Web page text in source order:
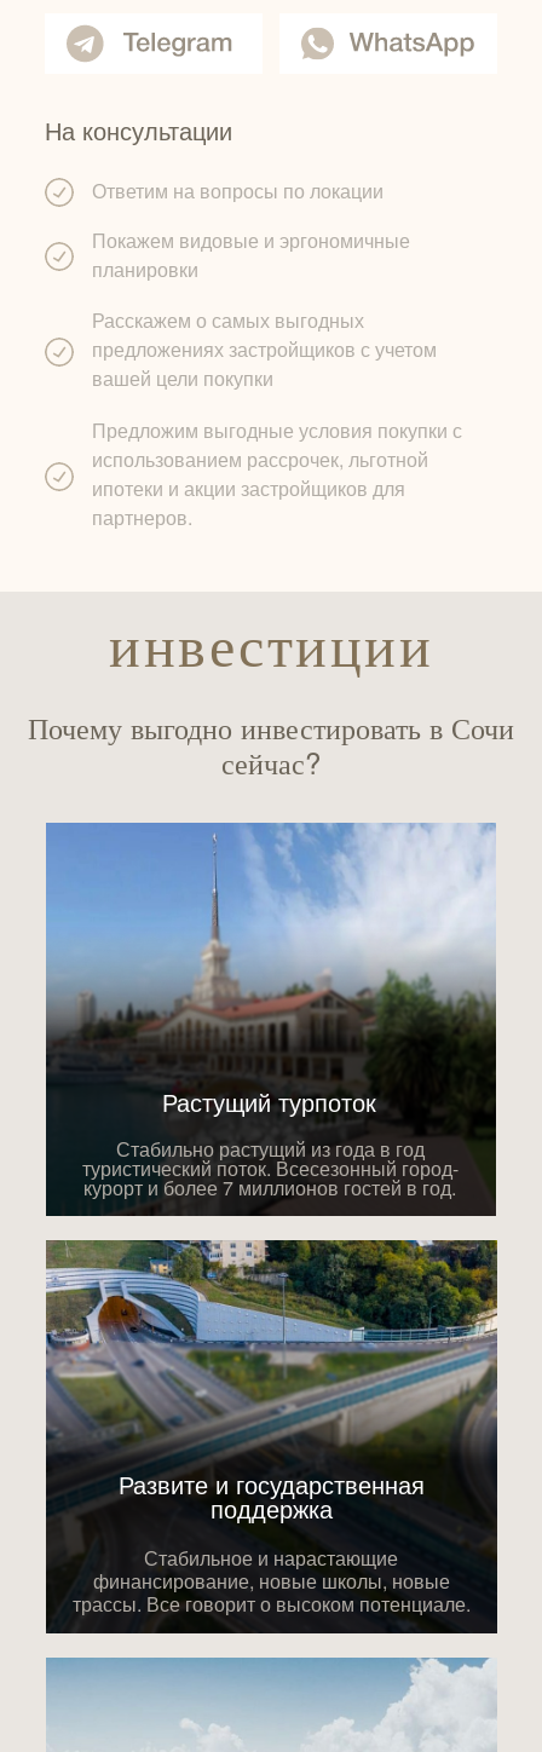
Предложим выгодные условия покупки с
использованием рассрочек, льготной
ипотеки и акции застройщиков для
партнеров.
Расскажем о самых выгодных
предложениях застройщиков с учетом
вашей цели покупки
Покажем видовые и эргономичные
планировки
Ответим на вопросы по локации
На консультации
инвестиции
Почему выгодно инвестировать в Сочи
сейчас?
Стабильное и нарастающие
финансирование, новые школы, новые
трассы. Все говорит о высоком потенциале.
Развите и государственная
поддержка
Стабильно растущий из года в год
туристический поток. Всесезонный город-
курорт и более 7 миллионов гостей в год.
Растущий турпоток